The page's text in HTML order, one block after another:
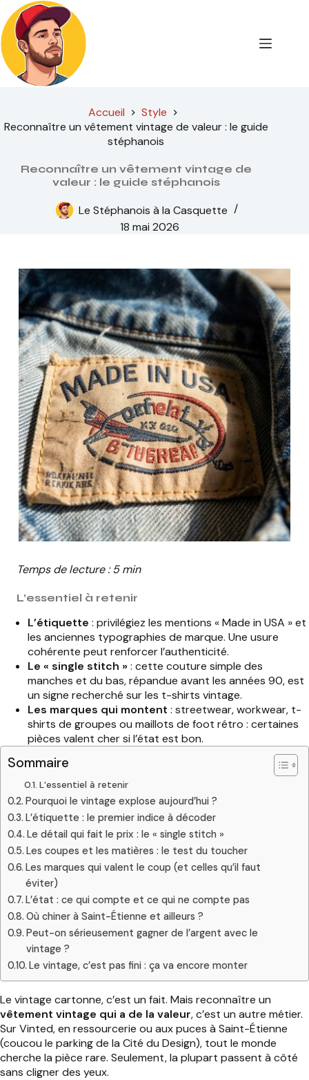
Passer
au
contenu
Accueil
Style
Reconnaître un vêtement vintage de valeur : le guide
stéphanois
Reconnaître un vêtement vintage de
valeur : le guide stéphanois
Le Stéphanois à la Casquette
18 mai 2026
Temps de lecture : 5 min
L’essentiel à retenir
L’étiquette : privilégiez les mentions « Made in USA » et
les anciennes typographies de marque. Une usure
cohérente peut renforcer l’authenticité.
Le « single stitch »: cette couture simple des
manches et du bas, répandue avant les années 90, est
un signe recherché sur les t-shirts vintage.
Les marques qui montent : streetwear, workwear, t-
shirts de groupes ou maillots de foot rétro : certaines
pièces valent cher si l’état est bon.
Sommaire
L’essentiel à retenir
Pourquoi le vintage explose aujourd’hui ?
L’étiquette : le premier indice à décoder
Le détail qui fait le prix : le « single stitch »
Les coupes et les matières : le test du toucher
Les marques qui valent le coup (et celles qu’il faut
éviter)
L’état : ce qui compte et ce qui ne compte pas
Où chiner à Saint-Étienne et ailleurs ?
Peut-on sérieusement gagner de l’argent avec le
vintage ?
Le vintage, c’est pas fini : ça va encore monter
Le vintage cartonne, c’est un fait. Mais reconnaître un
vêtement vintage qui a de la valeur, c’est un autre métier.
Sur Vinted, en ressourcerie ou aux puces à Saint-Étienne
(coucou le parking de la Cité du Design), tout le monde
cherche la pièce rare. Seulement, la plupart passent à côté
sans cligner des yeux.